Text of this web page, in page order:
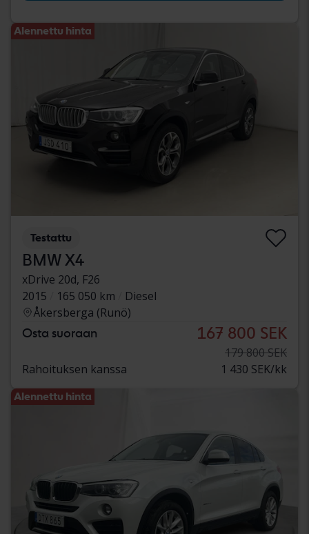
Alennettu hinta
Testattu
BMW X4
xDrive 20d, F26
2015
165 050 km
Diesel
Åkersberga (Runö)
Osta suoraan 167 800 SEK
179 800 SEK
Rahoituksen kanssa
1 430 SEK/kk
Alennettu hinta